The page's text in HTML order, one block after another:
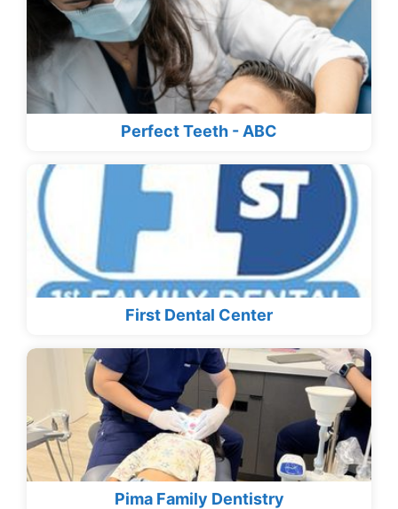
Perfect Teeth - ABC
First Dental Center
Pima Family Dentistry